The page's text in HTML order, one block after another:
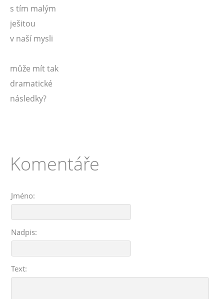
s tím malým
ješitou
v naší mysli
může mít tak
dramatické
následky?
Komentáře
Jméno:
Nadpis:
Text: